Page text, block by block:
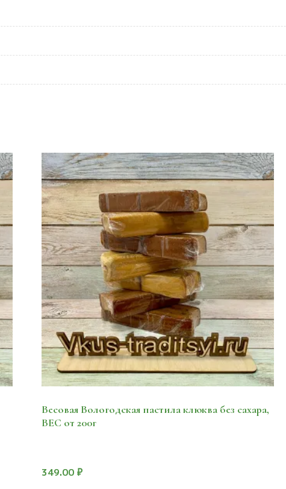
Весовая Вологодская пастила клюква без сахара,
ВЕС от 200г
349.00 ₽